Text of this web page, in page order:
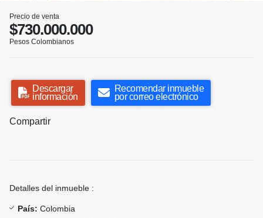
Precio de venta
$730.000.000
Pesos Colombianos
Descargar
información
Recomendar inmueble
por correo electrónico
Compartir
Detalles del inmueble :
País: Colombia